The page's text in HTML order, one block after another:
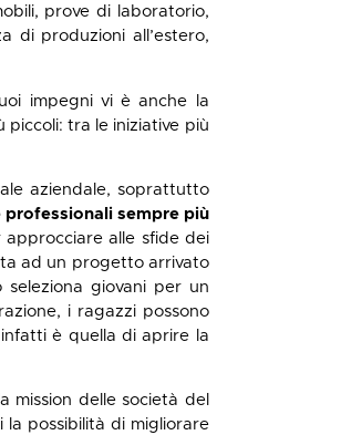
prove di laboratorio,
di produzioni all’estero,
impegni vi è anche la
piccoli: tra le iniziative più
aziendale, soprattutto
sempre più
approcciare alle sfide dei
ad un progetto arrivato
seleziona giovani per un
i ragazzi possono
è quella di aprire la
mission delle società del
la possibilità di migliorare